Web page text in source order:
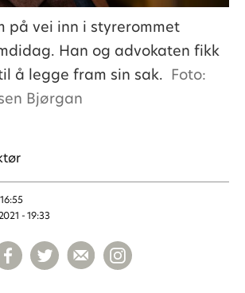
på vei inn i styrerommet
Han og advokaten fikk
å legge fram sin sak. Foto:
Bjørgan
- 19:33